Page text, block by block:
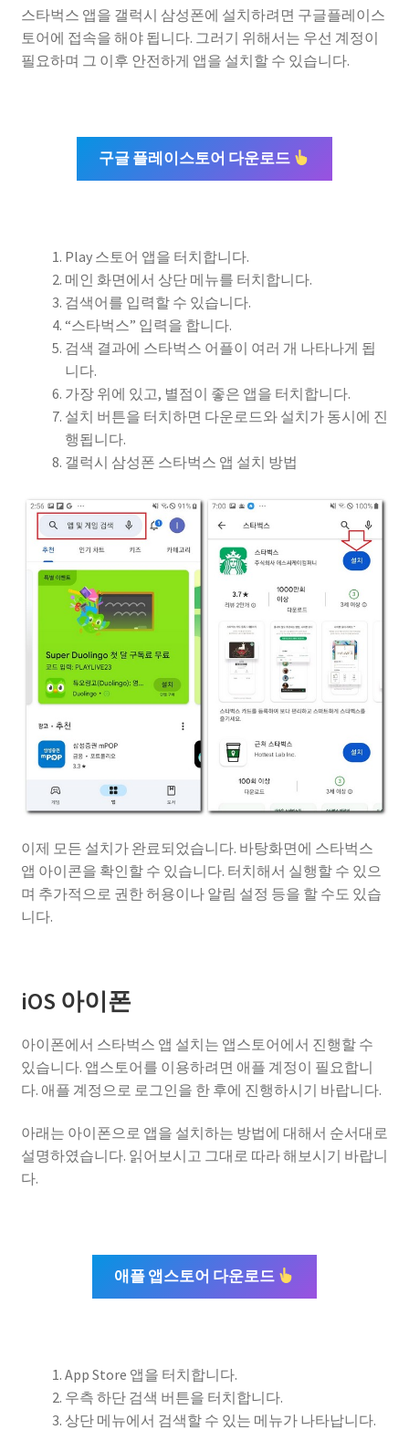
스타벅스 앱을 갤럭시 삼성폰에 설치하려면 구글플레이스
토어에 접속을 해야 됩니다. 그러기 위해서는 우선 계정이
필요하며 그 이후 안전하게 앱을 설치할 수 있습니다.
구글 플레이스토어 다운로드
Play 스토어 앱을 터치합니다.
메인 화면에서 상단 메뉴를 터치합니다.
검색어를 입력할 수 있습니다.
“스타벅스” 입력을 합니다.
검색 결과에 스타벅스 어플이 여러 개 나타나게 됩
니다.
가장 위에 있고, 별점이 좋은 앱을 터치합니다.
설치 버튼을 터치하면 다운로드와 설치가 동시에 진
행됩니다.
갤럭시 삼성폰 스타벅스 앱 설치 방법
이제 모든 설치가 완료되었습니다. 바탕화면에 스타벅스
앱 아이콘을 확인할 수 있습니다. 터치해서 실행할 수 있으
며 추가적으로 권한 허용이나 알림 설정 등을 할 수도 있습
니다.
iOS 아이폰
아이폰에서 스타벅스 앱 설치는 앱스토어에서 진행할 수
있습니다. 앱스토어를 이용하려면 애플 계정이 필요합니
다. 애플 계정으로 로그인을 한 후에 진행하시기 바랍니다.
아래는 아이폰으로 앱을 설치하는 방법에 대해서 순서대로
설명하였습니다. 읽어보시고 그대로 따라 해보시기 바랍니
다.
애플 앱스토어 다운로드
App Store 앱을 터치합니다.
우측 하단 검색 버튼을 터치합니다.
상단 메뉴에서 검색할 수 있는 메뉴가 나타납니다.